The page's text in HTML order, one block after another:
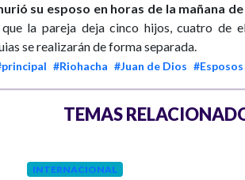
su esposo en horas de la mañana
la pareja deja cinco hijos, cuatro de
se realizarán de forma separada.
#Riohacha #Juan de Dios
TEMAS
INTERNACIONAL